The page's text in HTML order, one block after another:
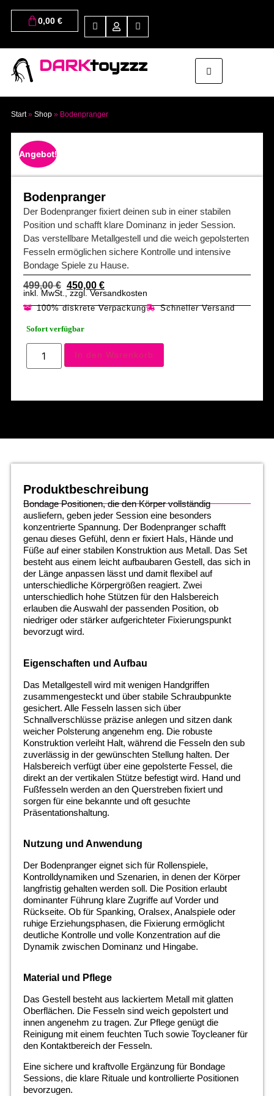
0,00 €
DARKtoyzzz
Start» Shop» Bodenpranger
Angebot!
Bodenpranger
Der Bodenpranger fixiert deinen sub in einer stabilen
Position und schafft klare Dominanz in jeder Session.
Das verstellbare Metallgestell und die weich gepolsterten
Fesseln ermöglichen sichere Kontrolle und intensive
Bondage Spiele zu Hause.
499,00€ 450,00 €
inkl. MwSt., zzgl. Versandkosten
100% diskrete Verpackung Schneller Versand
Sofort verfügbar
In den Warenkorb
Produktbeschreibung
Bondage Positionen, die den Körper vollständig
ausliefern, geben jeder Session eine besonders
konzentrierte Spannung. Der Bodenpranger schafft
genau dieses Gefühl, denn er fixiert Hals, Hände und
Füße auf einer stabilen Konstruktion aus Metall. Das Set
besteht aus einem leicht aufbaubaren Gestell, das sich in
der Länge anpassen lässt und damit flexibel auf
unterschiedliche Körpergrößen reagiert. Zwei
unterschiedlich hohe Stützen für den Halsbereich
erlauben die Auswahl der passenden Position, ob
niedriger oder stärker aufgerichteter Fixierungspunkt
bevorzugt wird.
Eigenschaften und Aufbau
Das Metallgestell wird mit wenigen Handgriffen
zusammengesteckt und über stabile Schraubpunkte
gesichert. Alle Fesseln lassen sich über
Schnallverschlüsse präzise anlegen und sitzen dank
weicher Polsterung angenehm eng. Die robuste
Konstruktion verleiht Halt, während die Fesseln den sub
zuverlässig in der gewünschten Stellung halten. Der
Halsbereich verfügt über eine gepolsterte Fessel, die
direkt an der vertikalen Stütze befestigt wird. Hand und
Fußfesseln werden an den Querstreben fixiert und
sorgen für eine bekannte und oft gesuchte
Präsentationshaltung.
Nutzung und Anwendung
Der Bodenpranger eignet sich für Rollenspiele,
Kontrolldynamiken und Szenarien, in denen der Körper
langfristig gehalten werden soll. Die Position erlaubt
dominanter Führung klare Zugriffe auf Vorder und
Rückseite. Ob für Spanking, Oralsex, Analspiele oder
ruhige Erziehungsphasen, die Fixierung ermöglicht
deutliche Kontrolle und volle Konzentration auf die
Dynamik zwischen Dominanz und Hingabe.
Material und Pflege
Das Gestell besteht aus lackiertem Metall mit glatten
Oberflächen. Die Fesseln sind weich gepolstert und
innen angenehm zu tragen. Zur Pflege genügt die
Reinigung mit einem feuchten Tuch sowie Toycleaner für
den Kontaktbereich der Fesseln.
Eine sichere und kraftvolle Ergänzung für Bondage
Sessions, die klare Rituale und kontrollierte Positionen
bevorzugen.